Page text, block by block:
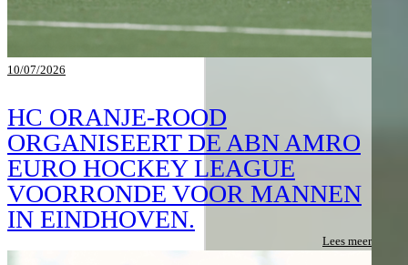
10/07/2026
HC ORANJE-ROOD
ORGANISEERT DE ABN AMRO
EURO HOCKEY LEAGUE
VOORRONDE VOOR MANNEN
IN EINDHOVEN.
Lees meer